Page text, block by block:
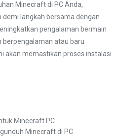
Minecraft di PC Anda,
langkah bersama dengan
pengalaman bermain
berpengalaman atau baru
akan memastikan proses instalasi
Minecraft PC
Minecraft di PC